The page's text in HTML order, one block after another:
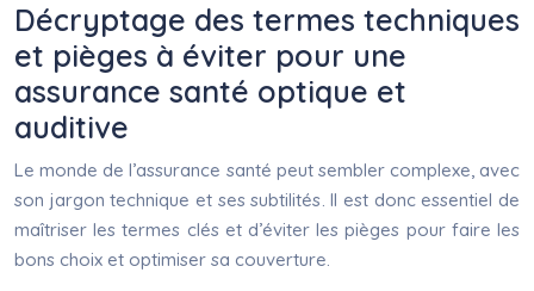
Décryptage des termes techniques
et pièges à éviter pour une
assurance santé optique et
auditive
Le monde de l’assurance santé peut sembler complexe, avec
son jargon technique et ses subtilités. Il est donc essentiel de
maîtriser les termes clés et d’éviter les pièges pour faire les
bons choix et optimiser sa couverture.